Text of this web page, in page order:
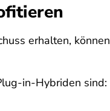
erhalten, können
in-Hybriden sind: